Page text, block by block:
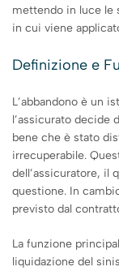
mettendo in luce le
in cui viene
Definizione e
L’abbandono è un
l’assicurato decide
bene che è stato
irrecuperabile.
dell’assicuratore, il
questione. In
previsto dal
La funzione
liquidazione del